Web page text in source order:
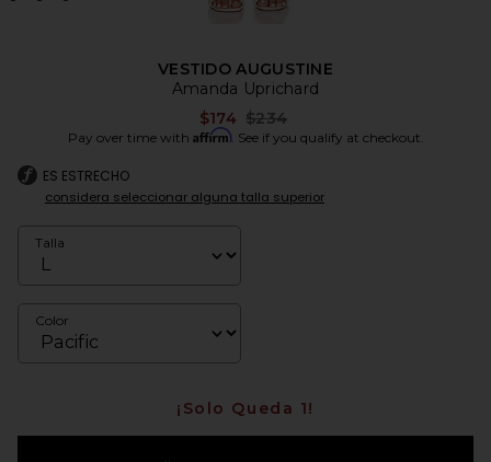
VESTIDO AUGUSTINE
Amanda Uprichard
$174 Previous price:
$234
Pay over time with Affirm. See if you qualify at checkout.
ES ESTRECHO
considera seleccionar alguna talla superior
Talla
Color
¡Solo Queda 1!